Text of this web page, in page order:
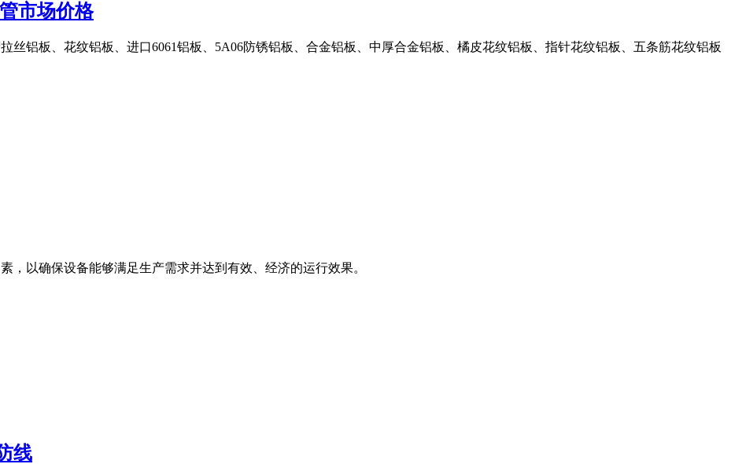
市场价格
丝铝板、花纹铝板、进口6061铝板、5A06防锈铝板、合金铝板、中厚合金铝板、橘皮花纹铝板、指针花纹铝板、五条筋花纹铝板
，以确保设备能够满足生产需求并达到有效、经济的运行效果。
线